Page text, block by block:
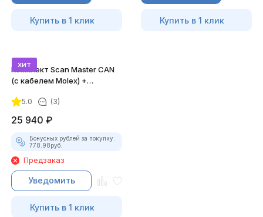
Купить в 1 клик Купить в 1 клик
хит
Комплект Scan Master CAN
(с кабелем Molex) +
5.0 (3)
25 940 ₽
Бонусных рублей за покупку:
778.98руб.
Предзаказ
Уведомить
Купить в 1 клик